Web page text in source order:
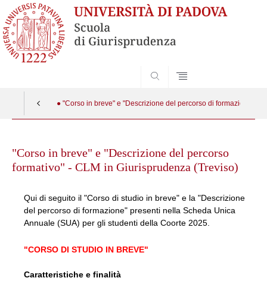
● "Corso in breve" e "Descrizione del percorso di formazione"
content"Corso in breve" e "Descrizione del percorso
formativo" - CLM in Giurisprudenza (Treviso)
Qui di seguito il "Corso di studio in breve" e la "Descrizione
del percorso di formazione" presenti nella Scheda Unica
Annuale (SUA) per gli studenti della Coorte 2025.
"CORSO DI STUDIO IN BREVE"
Caratteristiche e finalità